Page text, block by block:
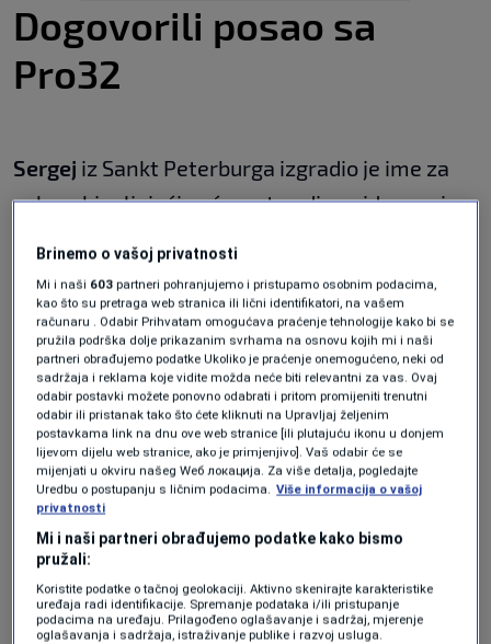
Dogovorili posao sa
Pro32
Sergej iz Sankt Peterburga izgradio je ime za
sebe, objavljujući već s pet godina videozapise
Na temelju tih snimki, firma za informacijsku
sigurnost Pro32 poslala mu je pismenu ponudu
za posao voditelja korporativnih treninga.
Prema ruskim zakonima, Sergej ne bi mogao
preuzeti nikakav plaćeni posao do svoje 14.
godine. Ipak, izvršni direktor Pro32
Mandikrekao je za BBC da je u međuvremenu
razgovarao sa Sergejevim roditeljima o
pronalaženju načina za saradnju.
Brinemo o vašoj privatnosti
Mi i naši 603 partneri pohranjujemo i pristupamo osobnim podacima,
kao što su pretraga web stranica ili lični identifikatori, na vašem
računaru . Odabir Prihvatam omogućava praćenje tehnologije kako bi se
pružila podrška dolje prikazanim svrhama na osnovu kojih mi i naši
partneri obrađujemo podatke Ukoliko je praćenje onemogućeno, neki od
sadržaja i reklama koje vidite možda neće biti relevantni za vas. Ovaj
odabir postavki možete ponovno odabrati i pritom promijeniti trenutni
odabir ili pristanak tako što ćete kliknuti na Upravljaj željenim
postavkama link na dnu ove web stranice [ili plutajuću ikonu u donjem
lijevom dijelu web stranice, ako je primjenjivo]. Vaš odabir će se
mijenjati u okviru našeg Wеб локација. Za više detalja, pogledajte
Uredbu o postupanju s ličnim podacima. Više informacija o vašoj
privatnosti
Mi i naši partneri obrađujemo podatke kako bismo
pružali:
Koristite podatke o tačnoj geolokaciji. Aktivno skenirajte karakteristike
uređaja radi identifikacije. Spremanje podataka i/ili pristupanje
podacima na uređaju. Prilagođeno oglašavanje i sadržaj, mjerenje
oglašavanja i sadržaja, istraživanje publike i razvoj usluga.